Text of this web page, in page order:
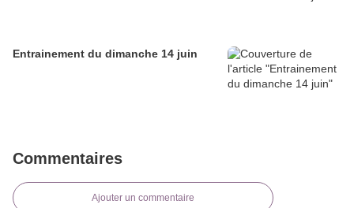
Entrainement du dimanche 14 juin
Commentaires
Ajouter un commentaire